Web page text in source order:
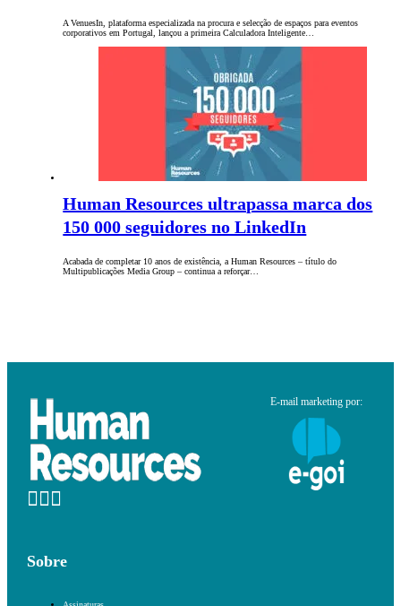
A VenuesIn, plataforma especializada na procura e selecção de espaços para eventos
corporativos em Portugal, lançou a primeira Calculadora Inteligente…
Human Resources ultrapassa marca dos
150 000 seguidores no LinkedIn
Acabada de completar 10 anos de existência, a Human Resources – título do
Multipublicações Media Group – continua a reforçar…
E-mail marketing por:
Sobre